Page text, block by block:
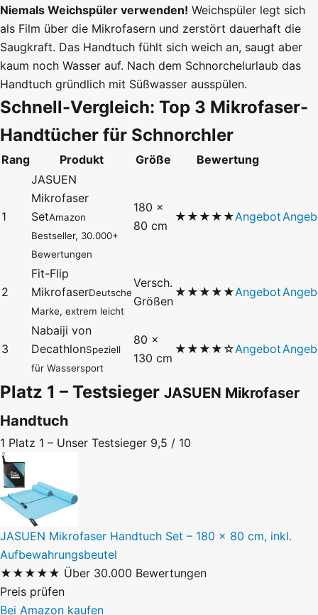
Niemals Weichspüler verwenden! Weichspüler legt sich
als Film über die Mikrofasern und zerstört dauerhaft die
Saugkraft. Das Handtuch fühlt sich weich an, saugt aber
kaum noch Wasser auf. Nach dem Schnorchelurlaub das
Handtuch gründlich mit Süßwasser ausspülen.
Schnell-Vergleich: Top 3 Mikrofaser-
Handtücher für Schnorchler
Rang Produkt Größe Bewertung
1
JASUEN
Mikrofaser
SetAmazon
Bestseller, 30.000+
Bewertungen
180 ×
80 cm
★★★★★Angebot
2
Fit-Flip
MikrofaserDeutsche
Marke, extrem leicht
Versch.
Größen
★★★★★Angebot
3
Nabaiji von
DecathlonSpeziell
für Wassersport
80 ×
130 cm
★★★★☆Angebot
Platz 1 – Testsieger JASUEN Mikrofaser
Handtuch
1 Platz 1 – Unser Testsieger 9,5 / 10
JASUEN Mikrofaser Handtuch Set – 180 × 80 cm, inkl.
Aufbewahrungsbeutel
★★★★★ Über 30.000 Bewertungen
Preis prüfen
Bei Amazon kaufen